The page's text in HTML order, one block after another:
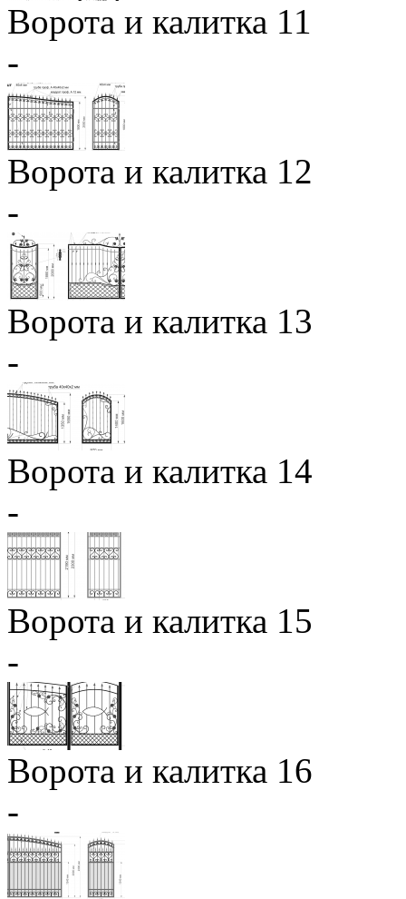
Ворота и калитка 11
-
Ворота и калитка 12
-
Ворота и калитка 13
-
Ворота и калитка 14
-
Ворота и калитка 15
-
Ворота и калитка 16
-